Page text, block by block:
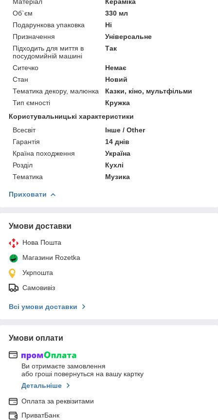
Об`єм
330 мл
Подарункова упаковка
Ні
Призначення
Універсальне
Підходить для миття в
посудомийній машині
Так
Ситечко
Немає
Стан
Новий
Тематика декору, малюнка
Казки, кіно, мультфільми
Тип ємності
Кружка
Користувальницькі характеристики
Всесвіт
Інше / Other
Гарантія
14 днів
Країна походження
Україна
Розділ
Кухлі
Тематика
Музика
Приховати
Умови доставки
Нова Пошта
Магазини Rozetka
Укрпошта
Самовивіз
Всі умови доставки
Умови оплати
Ви отримаєте замовлення
або гроші повернуться на вашу картку
Детальніше
Оплата за реквізитами
ПриватБанк